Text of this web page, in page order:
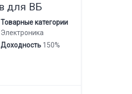
для ВБ
Товарные категории
Электроника
Доходность150%